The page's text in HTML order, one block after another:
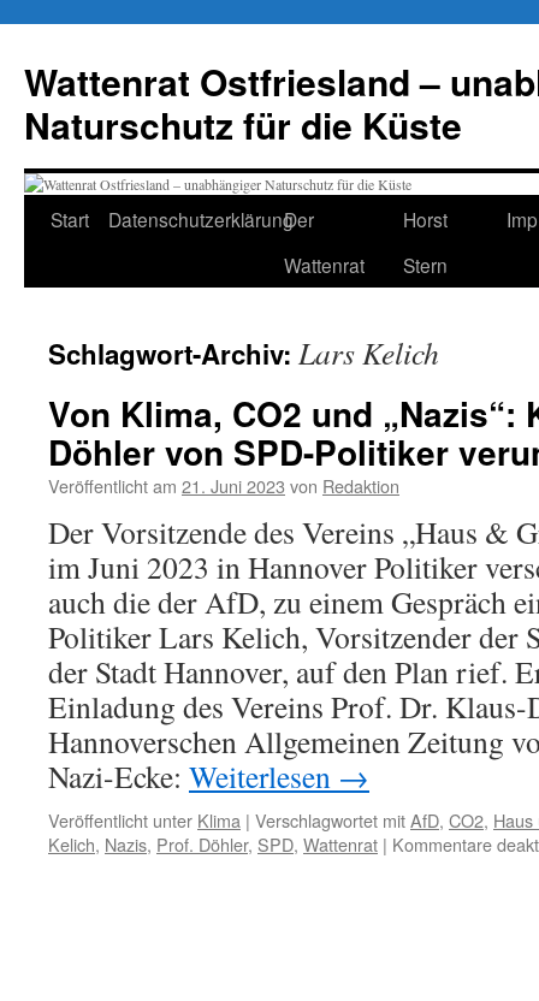
springen
Wattenrat Ostfriesland –
Naturschutz für die Küste
Start DatenschutzerklärungDer
Wattenrat
Horst
Stern
Schlagwort-Archiv: Lars Kelich
Von Klima, CO2 und „Nazis“:
Döhler von SPD-Politiker
Veröffentlicht am 21. Juni 2023 von Redaktion
Der Vorsitzende des Vereins „Haus &
im Juni 2023 in Hannover Politiker
auch die der AfD, zu einem Gespräch
Politiker Lars Kelich, Vorsitzender der
der Stadt Hannover, auf den Plan rief.
Einladung des Vereins Prof. Dr.
Hannoverschen Allgemeinen Zeitung
Nazi-Ecke: Weiterlesen →
Veröffentlicht unter Klima | Verschlagwortet mitAfD, CO2,
Kelich, Nazis, Prof. Döhler, SPD, Wattenrat | Kommentare